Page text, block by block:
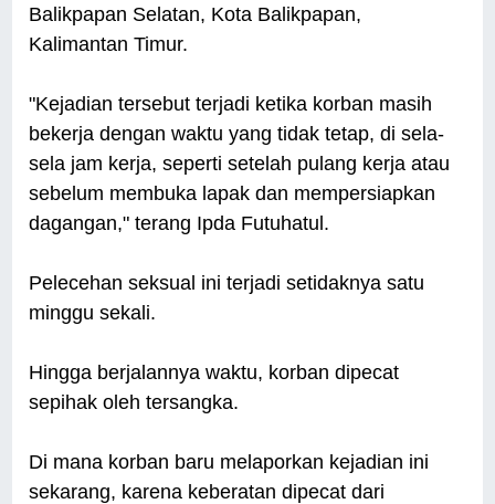
Balikpapan Selatan, Kota Balikpapan,
Kalimantan Timur.
"Kejadian tersebut terjadi ketika korban masih
bekerja dengan waktu yang tidak tetap, di sela-
sela jam kerja, seperti setelah pulang kerja atau
sebelum membuka lapak dan mempersiapkan
dagangan," terang Ipda Futuhatul.
Pelecehan seksual ini terjadi setidaknya satu
minggu sekali.
Hingga berjalannya waktu, korban dipecat
sepihak oleh tersangka.
Di mana korban baru melaporkan kejadian ini
sekarang, karena keberatan dipecat dari